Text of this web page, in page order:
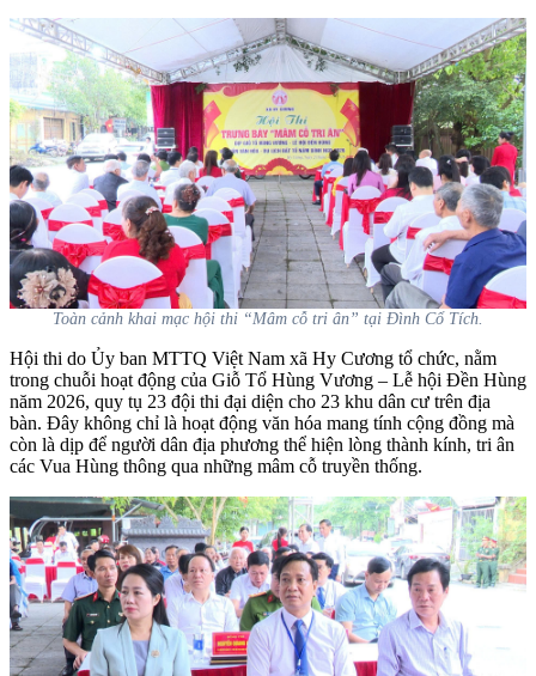
Toàn cảnh khai mạc hội thi “Mâm cỗ tri ân” tại Đình Cổ Tích.
Hội thi do Ủy ban MTTQ Việt Nam xã Hy Cương tổ chức, nằm
trong chuỗi hoạt động của Giỗ Tổ Hùng Vương – Lễ hội Đền Hùng
năm 2026, quy tụ 23 đội thi đại diện cho 23 khu dân cư trên địa
bàn. Đây không chỉ là hoạt động văn hóa mang tính cộng đồng mà
còn là dịp để người dân địa phương thể hiện lòng thành kính, tri ân
các Vua Hùng thông qua những mâm cỗ truyền thống.